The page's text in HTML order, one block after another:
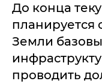
До конца
планируется
Земли
проводить